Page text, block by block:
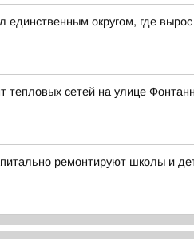
единственным округом, где
тепловых сетей на улице
ремонтируют школы и